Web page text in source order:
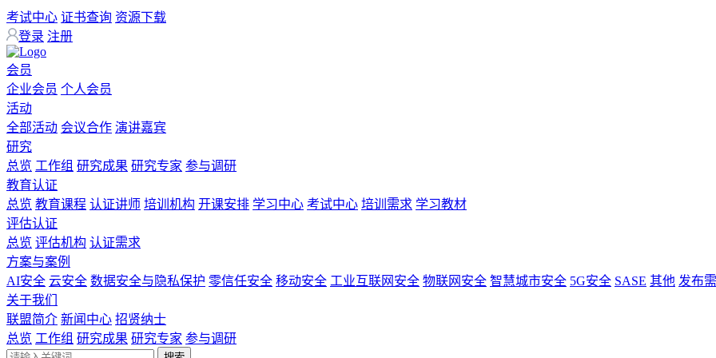
考试中心 证书查询 资源下载
登录 注册
会员
企业会员 个人会员
活动
全部活动 会议合作 演讲嘉宾
研究
总览 工作组 研究成果 研究专家 参与调研
教育认证
总览 教育课程 认证讲师 培训机构 开课安排 学习中心 考试中心 培训需求 学习教材
评估认证
总览 评估机构 认证需求
方案与案例
AI安全 云安全 数据安全与隐私保护 零信任安全 移动安全 工业互联网安全 物联网安全 智慧城市安全 5G安全 SASE 其他 发布
关于我们
联盟简介 新闻中心 招贤纳士
总览 工作组 研究成果 研究专家 参与调研